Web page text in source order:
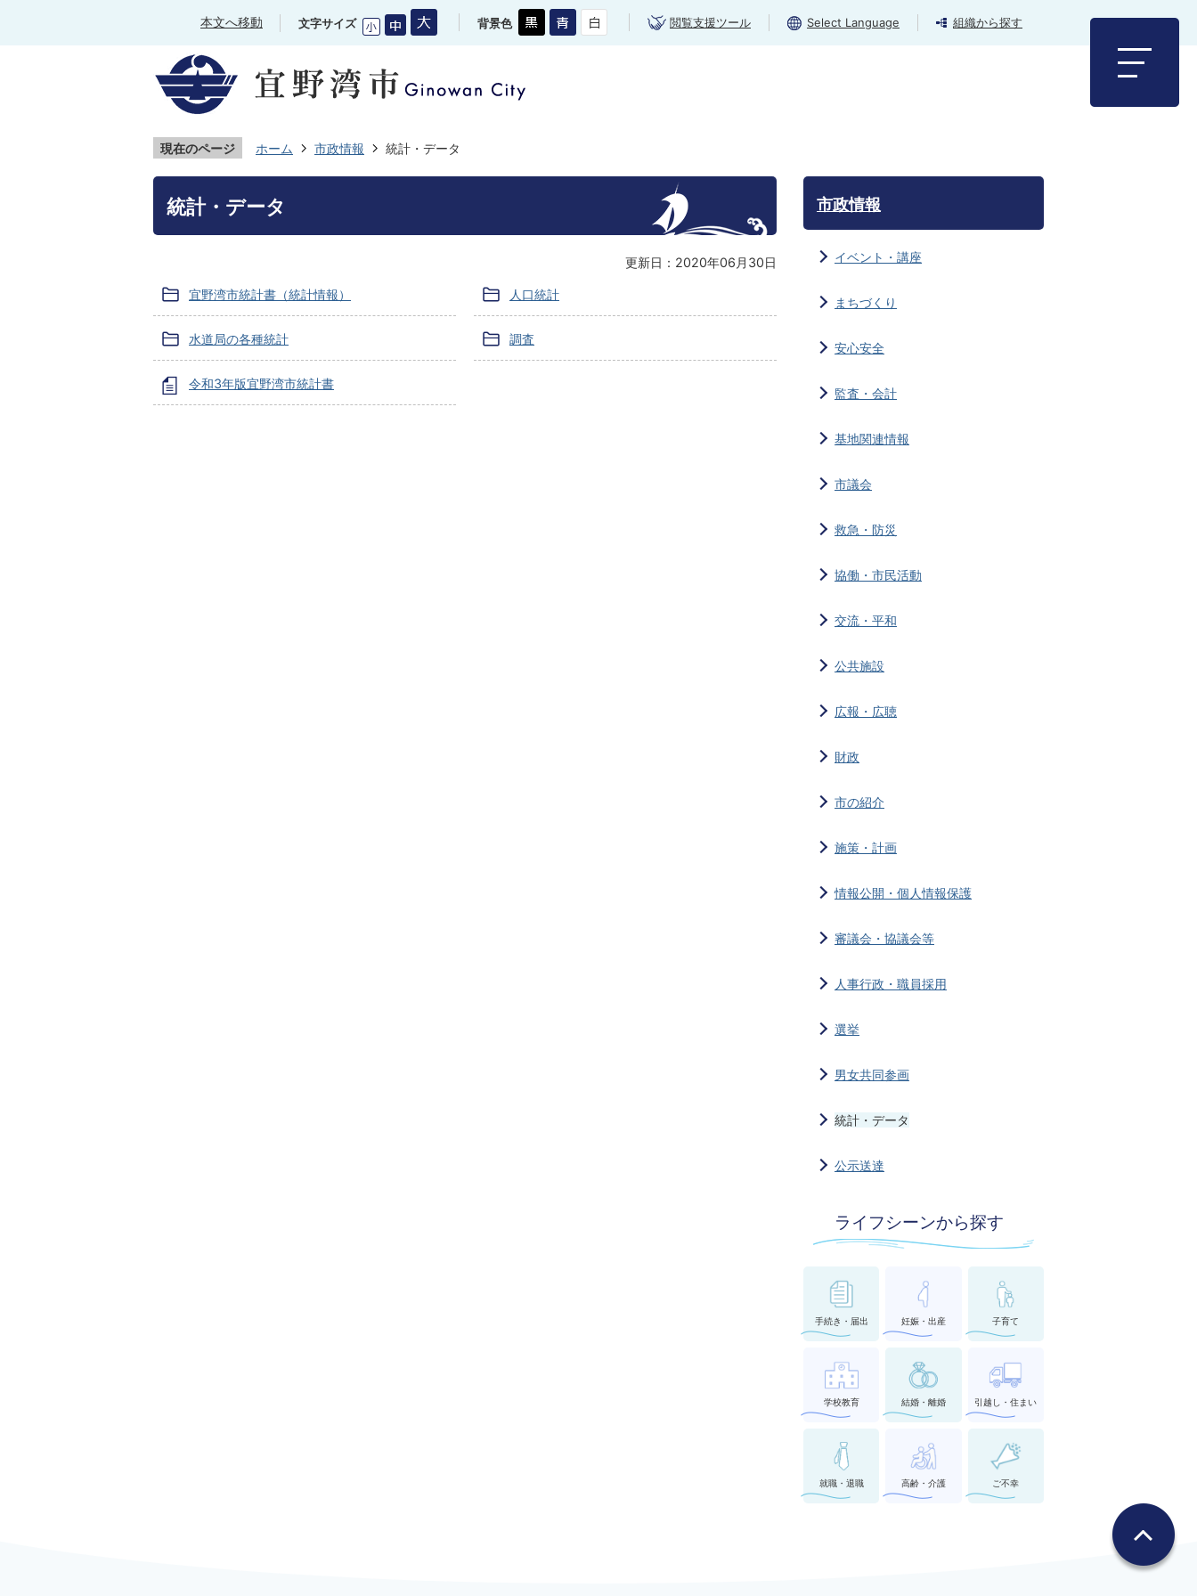
本文へ移動 文字サイズ 背景色 閲覧支援ツール Select Language 組織から探す
現在のページ ホーム 市政情報 統計・データ
統計・データ
更新日：2020年06月30日
宜野湾市統計書（統計情報） 人口統計
水道局の各種統計 調査
令和3年版宜野湾市統計書
市政情報
イベント・講座
まちづくり
安心安全
監査・会計
基地関連情報
市議会
救急・防災
協働・市民活動
交流・平和
公共施設
広報・広聴
財政
市の紹介
施策・計画
情報公開・個人情報保護
審議会・協議会等
人事行政・職員採用
選挙
男女共同参画
統計・データ
公示送達
ライフシーンから探す
手続き・届出 妊娠・出産 子育て
学校教育 結婚・離婚 引越し・住まい
就職・退職 高齢・介護 ご不幸